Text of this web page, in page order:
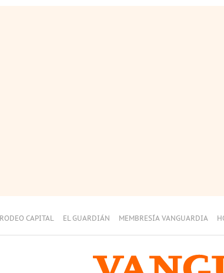
RODEO CAPITAL EL GUARDIÁN MEMBRESÍA VANGUARDIA